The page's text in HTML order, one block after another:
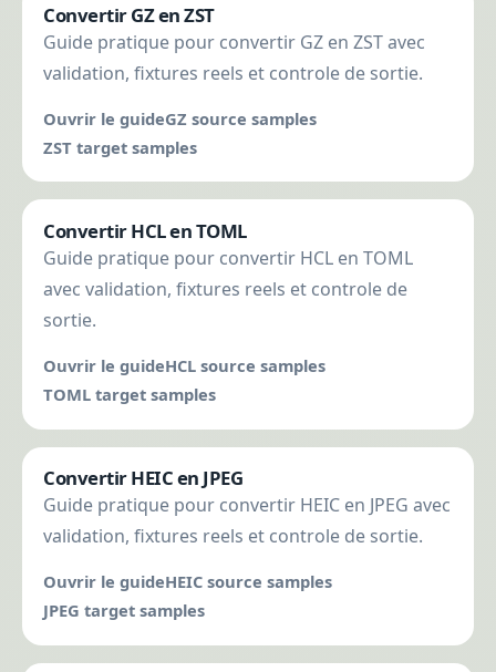
Convertir GZ en ZST
Guide pratique pour convertir GZ en ZST avec
validation, fixtures reels et controle de sortie.
Ouvrir le guideGZ source samples
ZST target samples
Convertir HCL en TOML
Guide pratique pour convertir HCL en TOML
avec validation, fixtures reels et controle de
sortie.
Ouvrir le guideHCL source samples
TOML target samples
Convertir HEIC en JPEG
Guide pratique pour convertir HEIC en JPEG avec
validation, fixtures reels et controle de sortie.
Ouvrir le guideHEIC source samples
JPEG target samples